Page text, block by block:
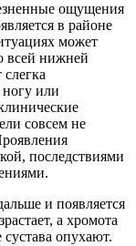
ощущения
в районе
может
всей нижней
или
совсем не
последствиями
и появляется
а хромота
опухают.